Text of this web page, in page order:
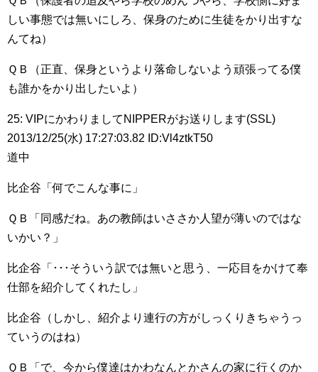
しい事態では無いにしろ、保身のために生徒をかり出すな
んてね）
ＱＢ（正直、保身というより落命しないよう頑張ってる僕
も誰かをかり出したいよ）
25: VIPにかわりましてNIPPERがお送りします(SSL)
2013/12/25(水) 17:27:03.82 ID:Vl4ztkT50
道中
比企谷「何でこんな事に」
ＱＢ「同感だね。あの教師はいささか人望が薄いのではな
いかい？」
比企谷「･･･そういう訳では無いと思う、一応目をかけて奉
仕部を紹介してくれたし」
比企谷（しかし、紹介より連行の方がしっくりきちゃうっ
ていうのはね）
ＱＢ「で、今から僕達はかわなんとかさんの家に行くのか